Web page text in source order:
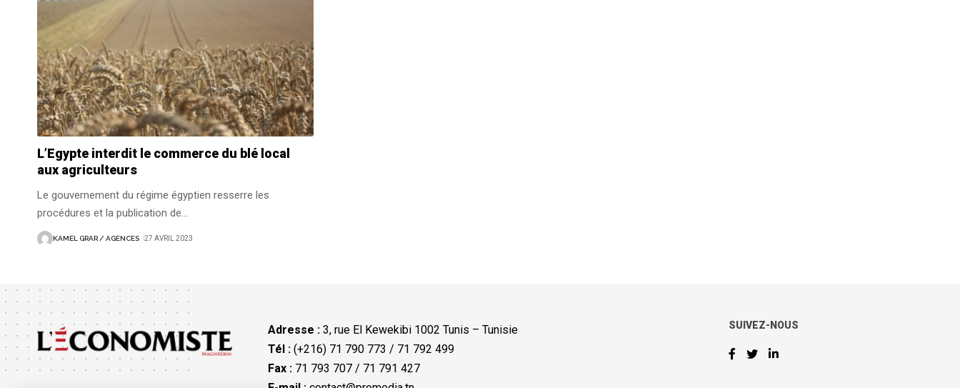
L’Egypte interdit le commerce du blé local
aux agriculteurs
Le gouvernement du régime égyptien resserre les
procédures et la publication de…
KAMEL GRAR / AGENCES 27 AVRIL 2023
Adresse : 3, rue El Kewekibi 1002 Tunis – Tunisie
Tél :(+216) 71 790 773 / 71 792 499
Fax :71 793 707 / 71 791 427
SUIVEZ-NOUS